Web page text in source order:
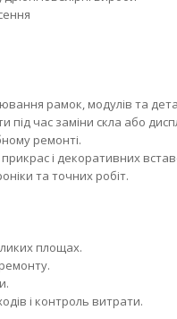
рамок, модулів та
під час заміни скла або
ремонті.
і декоративних
та точних робіт.
площах.
і контроль витрати.